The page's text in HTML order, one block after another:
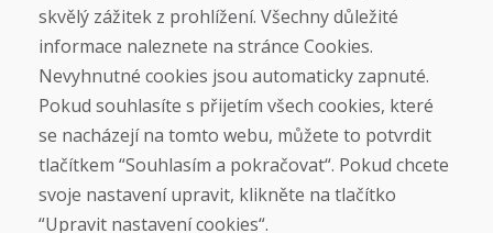
Vrácení a výměna zboží
Ochrana osobních údajů
Cookies
Sociální sítě
skvělý zážitek z prohlížení. Všechny důležité
informace naleznete na stránce Cookies.
Nevyhnutné cookies jsou automaticky zapnuté.
Pokud souhlasíte s přijetím všech cookies, které
se nacházejí na tomto webu, můžete to potvrdit
tlačítkem “Souhlasím a pokračovat“. Pokud chcete
svoje nastavení upravit, klikněte na tlačítko
“Upravit nastavení cookies“.